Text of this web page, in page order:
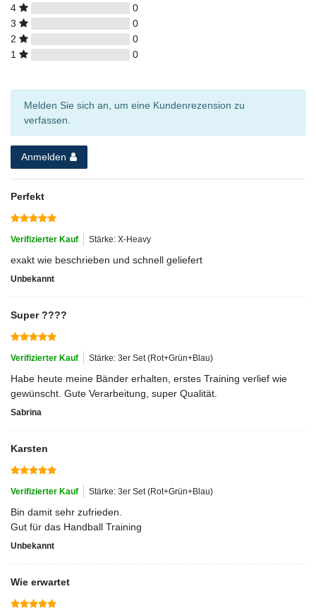
4
0
3
0
2
0
1
0
Melden Sie sich an, um eine Kundenrezension zu
verfassen.
Anmelden
Perfekt
Verifizierter Kauf Stärke: X-Heavy
exakt wie beschrieben und schnell geliefert
Unbekannt
Super ????
Verifizierter Kauf Stärke: 3er Set (Rot+Grün+Blau)
Habe heute meine Bänder erhalten, erstes Training verlief wie
gewünscht. Gute Verarbeitung, super Qualität.
Sabrina
Karsten
Verifizierter Kauf Stärke: 3er Set (Rot+Grün+Blau)
Bin damit sehr zufrieden.
Gut für das Handball Training
Unbekannt
Wie erwartet